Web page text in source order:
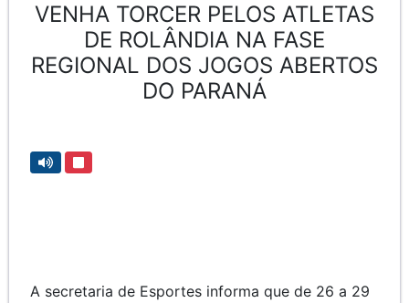
VENHA TORCER PELOS ATLETAS
DE ROLÂNDIA NA FASE
REGIONAL DOS JOGOS ABERTOS
DO PARANÁ
A secretaria de Esportes informa que de 26 a 29